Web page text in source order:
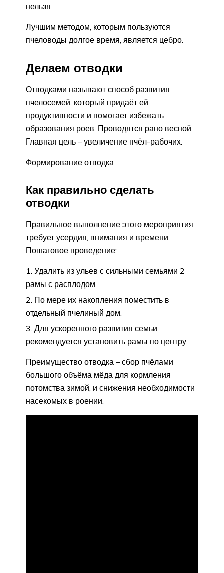
нельзя
Лучшим методом, которым пользуются
пчеловоды долгое время, является цебро.
Делаем отводки
Отводками называют способ развития
пчелосемей, который придаёт ей
продуктивности и помогает избежать
образования роев. Проводятся рано весной.
Главная цель – увеличение пчёл-рабочих.
Формирование отводка
Как правильно сделать
отводки
Правильное выполнение этого мероприятия
требует усердия, внимания и времени.
Пошаговое проведение:
Удалить из ульев с сильными семьями 2
рамы с расплодом.
По мере их накопления поместить в
отдельный пчелиный дом.
Для ускоренного развития семьи
рекомендуется установить рамы по центру.
Преимущество отводка – сбор пчёлами
большого объёма мёда для кормления
потомства зимой, и снижения необходимости
насекомых в роении.